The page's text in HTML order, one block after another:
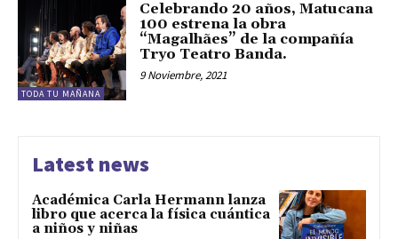
TODA TU MAÑANA
Celebrando 20 años, Matucana
100 estrena la obra
“Magalhães” de la compañía
Tryo Teatro Banda.
9 Noviembre, 2021
Latest news
Académica Carla Hermann lanza
libro que acerca la física cuántica
a niños y niñas